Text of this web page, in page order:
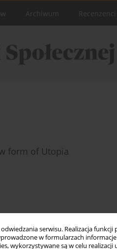
serwisu. Realizacja
w formularzach
wykorzystywane są w celu
Archiwum Recenzenci
form of Utopia